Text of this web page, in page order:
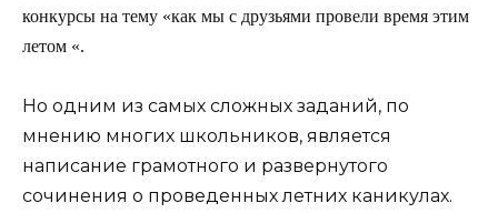
конкурсы на тему «как мы с друзьями провели время этим
летом «.
Но одним из самых сложных заданий, по
мнению многих школьников, является
написание грамотного и развернутого
сочинения о проведенных летних каникулах.